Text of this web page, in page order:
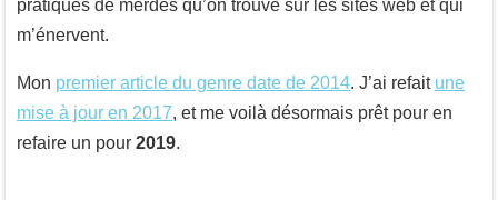
pratiques de merdes qu’on trouve sur les sites web et qui
m’énervent.
Mon premier article du genre date de 2014. J’ai refait une
mise à jour en 2017, et me voilà désormais prêt pour en
refaire un pour 2019.